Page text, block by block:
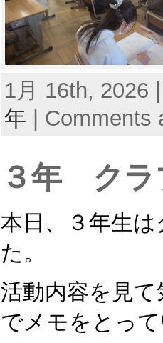
1月 16th, 2026
年
Comments
３年 クラ
本日、３年生
た。
活動内容を見
でメモをとっ